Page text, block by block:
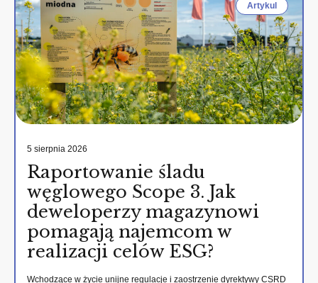
Artykul
5 sierpnia 2026
Raportowanie śladu
węglowego Scope 3. Jak
deweloperzy magazynowi
pomagają najemcom w
realizacji celów ESG?
Wchodzące w życie unijne regulacje i zaostrzenie dyrektywy CSRD